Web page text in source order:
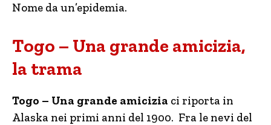
Nome da un’epidemia.
Togo – Una grande amicizia,
la trama
Togo – Una grande amicizia ci riporta in
Alaska nei primi anni del 1900. Fra le nevi del